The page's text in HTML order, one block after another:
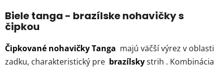
Biele tanga - brazílske nohavičky s
čipkou
Čipkované nohavičky Tanga majú väčší výrez v oblasti
zadku, charakteristický pre brazílskystrih . Kombinácia